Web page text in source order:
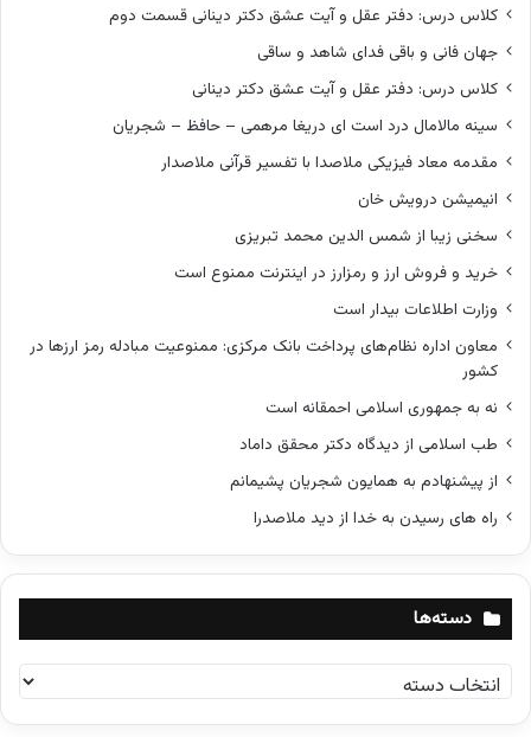
کلاس درس: دفتر عقل و آیت عشق دکتر دینانی قسمت دوم
جهان فانی و باقی فدای شاهد و ساقی
کلاس درس: دفتر عقل و آیت عشق دکتر دینانی
سینه مالامال درد است ای دریغا مرهمی – حافظ – شجریان
مقدمه معاد فیزیکی ملاصدا با تفسیر قرآنی ملاصدار
انیمیشن درویش خان
سخنی زیبا از شمس الدین محمد تبریزی
خرید و فروش ارز و رمزارز در اینترنت ممنوع است
وزارت اطلاعات بیدار است
معاون اداره نظام‌های پرداخت بانک مرکزی: ممنوعیت مبادله رمز ارزها در
کشور
نه به جمهوری اسلامی احمقانه است
طب اسلامی از دیدگاه دکتر محقق داماد
از پیشنهادم به همایون شجریان پشیمانم
راه های رسیدن به خدا از دید ملاصدرا
دسته‌ها
د
س
ت